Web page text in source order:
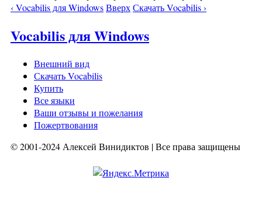
‹ Vocabilis для WindowsВверхСкачать Vocabilis ›
Vocabilis для Windows
Внешний вид
Скачать Vocabilis
Купить
Все языки
Ваши отзывы и пожелания
Пожертвования
© 2001-2024 Алексей Винидиктов | Все права защищены